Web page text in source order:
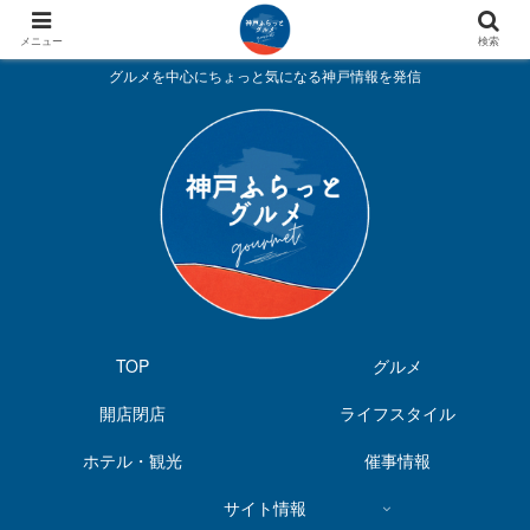
グルメを中心にちょっと気になる神戸情報を発信
TOP
グルメ
開店閉店
ライフスタイル
ホテル・観光
催事情報
サイト情報
メニュー 検索